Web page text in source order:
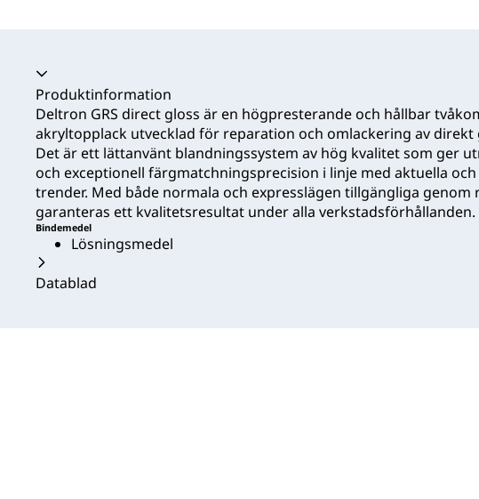
Produktinformation
Deltron GRS direct gloss är en högpresterande och hållbar
akryltopplack utvecklad för reparation och omlackering av direkt
Det är ett lättanvänt blandningssystem av hög kvalitet som ger
och exceptionell färgmatchningsprecision i linje med aktuella
trender. Med både normala och expresslägen tillgängliga genom
garanteras ett kvalitetsresultat under alla verkstadsförhållanden.
Bindemedel
Lösningsmedel
Datablad